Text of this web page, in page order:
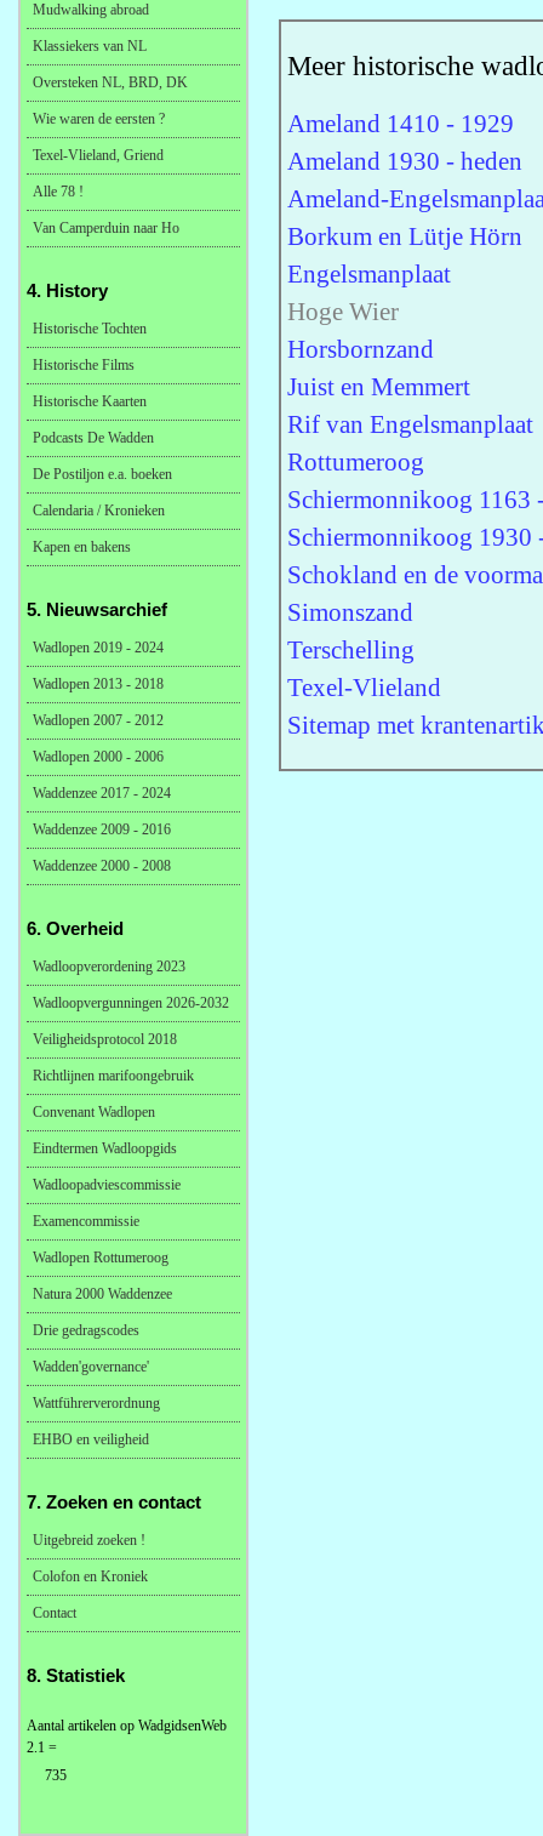
Meer historische
Ameland 1410 - 1929
Ameland 1930 - heden
Ameland-
Borkum en Lütje Hörn
Engelsmanplaat
Hoge Wier
Horsbornzand
Juist en Memmert
Rif van Engelsmanplaat
Rottumeroog
Schiermonnikoog 1163
Schiermonnikoog 1930
Schokland en de
Simonszand
Terschelling
Texel-Vlieland
Sitemap met
Mudwalking abroad
Klassiekers van NL
Oversteken NL, BRD, DK
Wie waren de eersten ?
Texel-Vlieland, Griend
Alle 78 !
Van Camperduin naar Ho
4. History
Historische Tochten
Historische Films
Historische Kaarten
Podcasts De Wadden
De Postiljon e.a. boeken
Calendaria / Kronieken
Kapen en bakens
5. Nieuwsarchief
Wadlopen 2019 - 2024
Wadlopen 2013 - 2018
Wadlopen 2007 - 2012
Wadlopen 2000 - 2006
Waddenzee 2017 - 2024
Waddenzee 2009 - 2016
Waddenzee 2000 - 2008
6. Overheid
Wadloopverordening 2023
Wadloopvergunningen 2026-2032
Veiligheidsprotocol 2018
Richtlijnen marifoongebruik
Convenant Wadlopen
Eindtermen Wadloopgids
Wadloopadviescommissie
Examencommissie
Wadlopen Rottumeroog
Natura 2000 Waddenzee
Drie gedragscodes
Wadden'governance'
Wattführerverordnung
EHBO en veiligheid
7. Zoeken en contact
Uitgebreid zoeken !
Colofon en Kroniek
Contact
8. Statistiek
Aantal artikelen op WadgidsenWeb
2.1 =
735